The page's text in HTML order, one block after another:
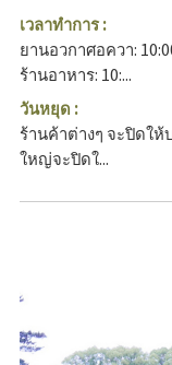
เวลาทำการ :
ยานอวกาศอควา:
ร้านอาหาร: 10:...
วันหยุด :
ร้านค้าต่างๆ จะปิดใ
ใหญ่จะปิดใ...